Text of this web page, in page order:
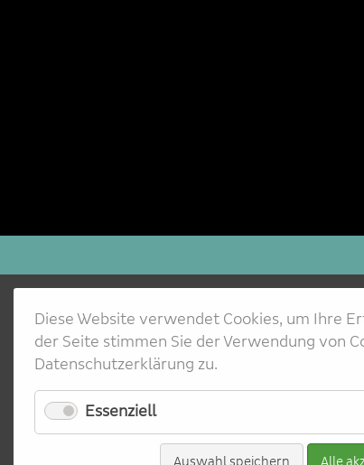
Diese Website verwendet Cookies, um Ihre
der Seite stimmen Sie der Verwendung von
Datenschutzerklärung zu.
Essenziell
Auswahl speichern Alle